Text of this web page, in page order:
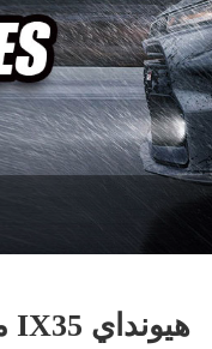
هيونداي IX35 ممسحة الزجاج الخلفي